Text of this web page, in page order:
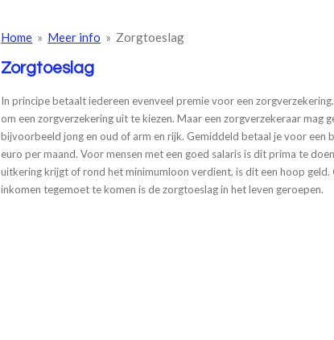
Home » Meer info » Zorgtoeslag
Zorgtoeslag
In principe betaalt iedereen evenveel premie voor een
om een zorgverzekering uit te kiezen. Maar een zorgverzekeraar mag
bijvoorbeeld jong en oud of arm en rijk. Gemiddeld betaal je voor een
euro per maand. Voor mensen met een goed salaris is dit prima te
uitkering krijgt of rond het minimumloon verdient, is dit een hoop geld.
inkomen tegemoet te komen is de zorgtoeslag in het leven geroepen.